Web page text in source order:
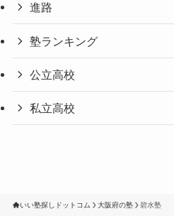
進路
塾ランキング
公立高校
私立高校
いい塾探しドットコム 大阪府の塾 碧水塾